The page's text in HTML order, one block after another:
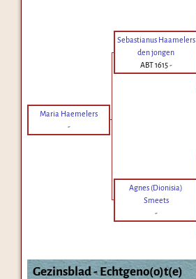
Sebastianus Haamelers
den jongen
ABT 1615-
Maria Haemelers
-
Agnes (Dionisia)
Smeets
-
Gezinsblad - Echtgeno(o)t(e)